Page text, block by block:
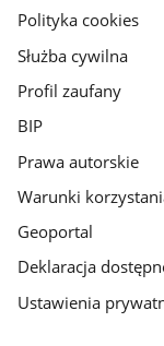
gov.pl
Polityka cookies
Służba cywilna
Profil zaufany
BIP
Prawa autorskie
Warunki
Geoportal
Deklaracja
Ustawienia